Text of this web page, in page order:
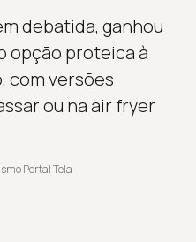
debatida, ganhou
opção proteica à
com versões
ou na air fryer
Portal Tela